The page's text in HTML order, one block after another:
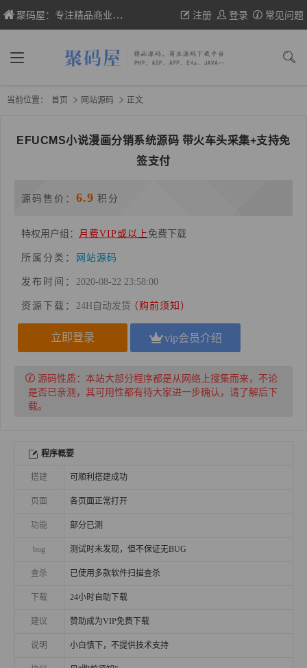
聚码屋：专注精品商业网站源码、织梦/帝国cms模板、wp主题的分享 注册 登录 常见问题
当前位置： 首页 网站源码 正文
EFUCMS小说漫画分销系统源码 带火车头采集+支持免
签支付
源码售价： 6.9 积分
特权用户组： 月费VIP或以上 免费下载
所属分类： 网站源码
发布时间： 2020-08-22 23:58:00
资源下载： 24H自动发货（购前须知）
立即登录 vip会员介绍
源码性质： 本站大部分程序都是从网络上搜集而来，不论
是否已亲测，其可用性都有待大家进一步确认，请了解后下
载。
程序概要
搭建 可顺利搭建成功
页面 各页面正常打开
功能 部分已测
bug 测试时未发现，但不保证无BUG
查杀 已使用多款软件扫描查杀
下载 24小时自助下载
建议 赞助成为VIP免费下载
说明 小白慎下，不提供技术支持